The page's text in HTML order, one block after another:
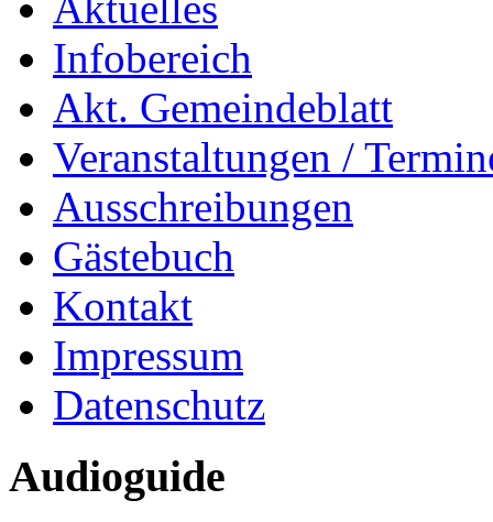
Infobereich
Akt. Gemeindeblatt
Veranstaltungen /
Ausschreibungen
Gästebuch
Kontakt
Impressum
Datenschutz
Audioguide